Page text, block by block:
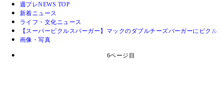
週プレNEWS TOP
新着ニュース
ライフ・文化ニュース
【スーパーピクルスバーガー】マックのダブルチーズバーガーにピク
画像・写真
6ページ目